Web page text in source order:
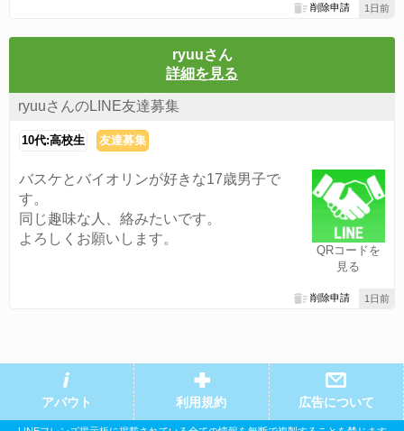
1日前
削除申請
ryuuさん
詳細を見る
ryuuさんのLINE友達募集
10代:高校生 友達募集
QRコードを
見る
バスケとバイオリンが好きな17歳男子で
す。
同じ趣味な人、絡みたいです。
よろしくお願いします。
1日前
削除申請
アバウト 利用規約 広告について